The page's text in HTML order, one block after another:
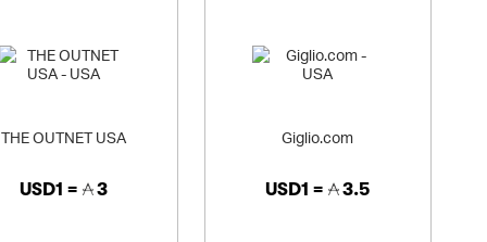
THE OUTNET USA
USD1 = 3
Giglio.com
USD1 = 3.5